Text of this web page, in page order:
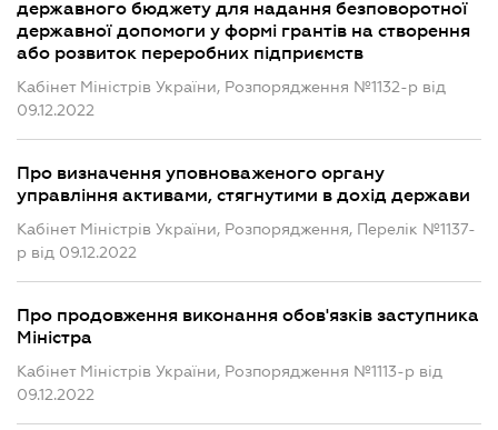
державного бюджету для надання безповоротної
державної допомоги у формі грантів на створення
або розвиток переробних підприємств
Кабінет Міністрів України, Розпорядження №1132-р від
09.12.2022
Про визначення уповноваженого органу
управління активами, стягнутими в дохід держави
Кабінет Міністрів України, Розпорядження, Перелік №1137-
р від 09.12.2022
Про продовження виконання обов'язків заступника
Міністра
Кабінет Міністрів України, Розпорядження №1113-р від
09.12.2022